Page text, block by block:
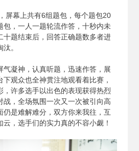
屏幕上共有6组题包，每个题包20
包，一人一题轮流作答，十秒内未
十题结束后，回答正确题数多者进
。
气凝神，认真听题，迅速作答，展
观众也全神贯注地观看着比赛，
，许多选手以出色的表现获得热烈
战，全场氛围一次又一次被引向高
仍是难解难分，双方你来我往，互
，选手们的实力真的不容小觑！